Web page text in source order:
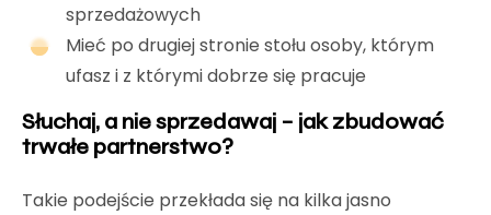
sprzedażowych
Mieć po drugiej stronie stołu osoby, którym
ufasz i z którymi dobrze się pracuje
Słuchaj, a nie sprzedawaj – jak zbudować
trwałe partnerstwo?
Takie podejście przekłada się na kilka jasno